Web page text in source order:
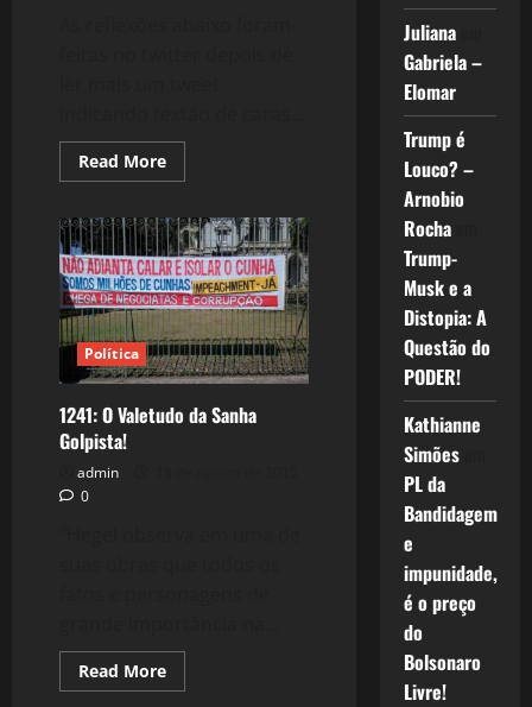
Read MoreRead
more
Machismo
de
“Esquerda”.
Política
1241: O Valetudo da Sanha
Golpista!
admin
0
Read MoreRead
more
Julianaem
Gabriela –
Elomar
Trump é
Louco? –
Arnobio
Rochaem
Trump-
Musk e a
Distopia: A
Questão do
PODER!
Kathianne
Simõesem
PL da
Bandidagem
e
impunidade,
é o preço
do
Bolsonaro
Livre!